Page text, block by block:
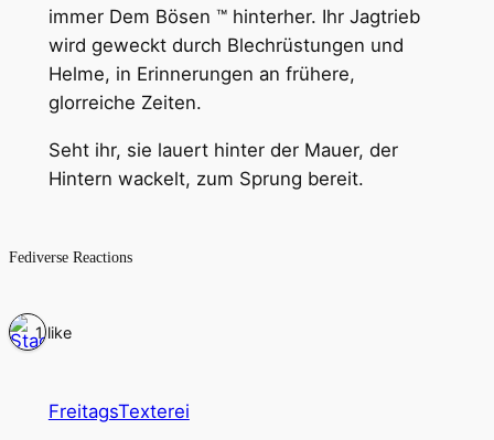
immer Dem Bösen ™ hinterher. Ihr Jagtrieb
wird geweckt durch Blechrüstungen und
Helme, in Erinnerungen an frühere,
glorreiche Zeiten.
Seht ihr, sie lauert hinter der Mauer, der
Hintern wackelt, zum Sprung bereit.
Fediverse Reactions
1 like
FreitagsTexterei